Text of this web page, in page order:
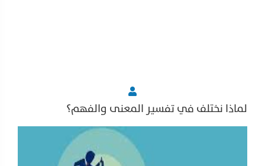
لماذا نختلف في تفسير المعنى والفهم؟